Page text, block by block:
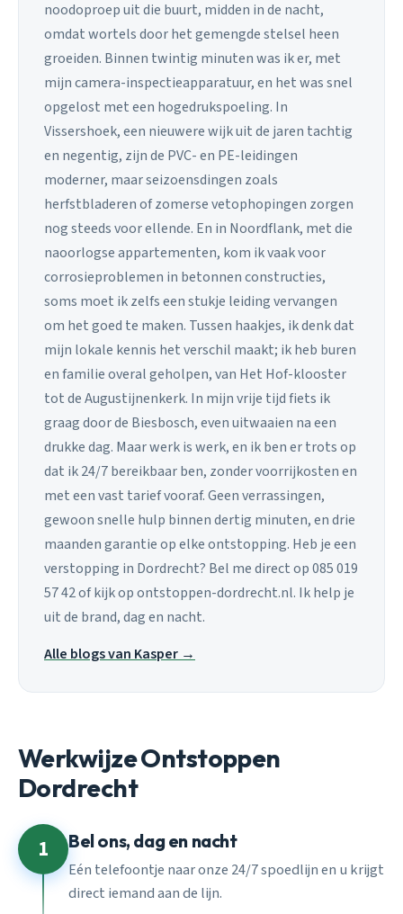
noodoproep uit die buurt, midden in de nacht,
omdat wortels door het gemengde stelsel heen
groeiden. Binnen twintig minuten was ik er, met
mijn camera-inspectieapparatuur, en het was snel
opgelost met een hogedrukspoeling. In
Vissershoek, een nieuwere wijk uit de jaren tachtig
en negentig, zijn de PVC- en PE-leidingen
moderner, maar seizoensdingen zoals
herfstbladeren of zomerse vetophopingen zorgen
nog steeds voor ellende. En in Noordflank, met die
naoorlogse appartementen, kom ik vaak voor
corrosieproblemen in betonnen constructies,
soms moet ik zelfs een stukje leiding vervangen
om het goed te maken. Tussen haakjes, ik denk dat
mijn lokale kennis het verschil maakt; ik heb buren
en familie overal geholpen, van Het Hof-klooster
tot de Augustijnenkerk. In mijn vrije tijd fiets ik
graag door de Biesbosch, even uitwaaien na een
drukke dag. Maar werk is werk, en ik ben er trots op
dat ik 24/7 bereikbaar ben, zonder voorrijkosten en
met een vast tarief vooraf. Geen verrassingen,
gewoon snelle hulp binnen dertig minuten, en drie
maanden garantie op elke ontstopping. Heb je een
verstopping in Dordrecht? Bel me direct op 085 019
57 42 of kijk op ontstoppen-dordrecht.nl. Ik help je
uit de brand, dag en nacht.
Alle blogs van Kasper →
Werkwijze Ontstoppen
Dordrecht
1 Bel ons, dag en nacht
Eén telefoontje naar onze 24/7 spoedlijn en u krijgt
direct iemand aan de lijn.